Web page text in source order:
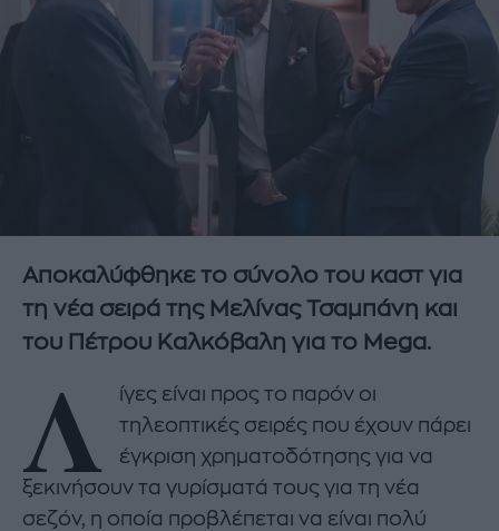
Αποκαλύφθηκε το σύνολο του καστ για
τη νέα σειρά της Μελίνας Τσαμπάνη και
του Πέτρου Καλκόβαλη για το Mega.
Λ
ίγες είναι προς το παρόν οι
τηλεοπτικές σειρές που έχουν πάρει
έγκριση χρηματοδότησης για να
ξεκινήσουν τα γυρίσματά τους για τη νέα
σεζόν, η οποία προβλέπεται να είναι πολύ